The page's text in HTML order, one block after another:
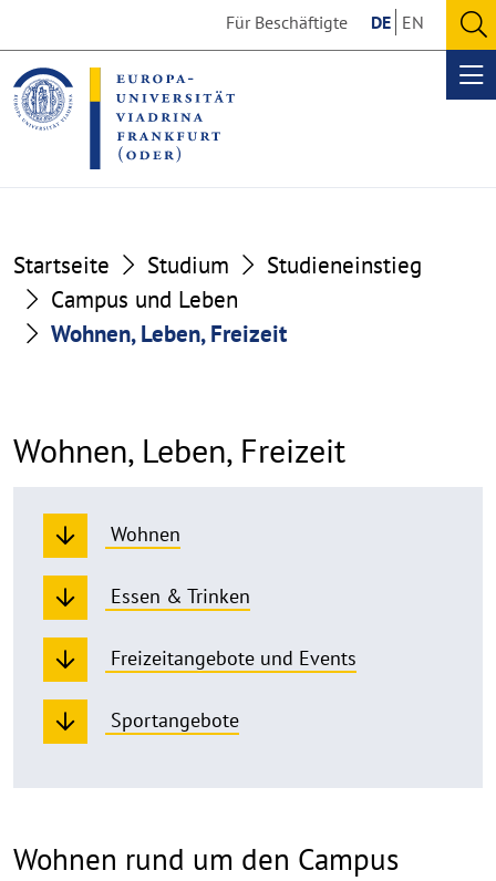
the
content
section
the
footer
section
Für Beschäftigte DE EN
Startseite Studium
Studieneinstieg
Campus und Leben
Wohnen, Leben, Freizeit
Wohnen, Leben, Freizeit
Wohnen
Essen & Trinken
Freizeitangebote und Events
Sportangebote
Wohnen rund um den Campus